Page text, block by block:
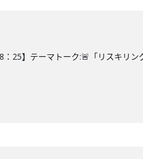
25】テーマトーク:🚨「リスキリ